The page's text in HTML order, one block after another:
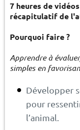
7 heures de
récapitulatif de
Pourquoi faire ?
Apprendre à
simples en
Développer
pour
l’animal.